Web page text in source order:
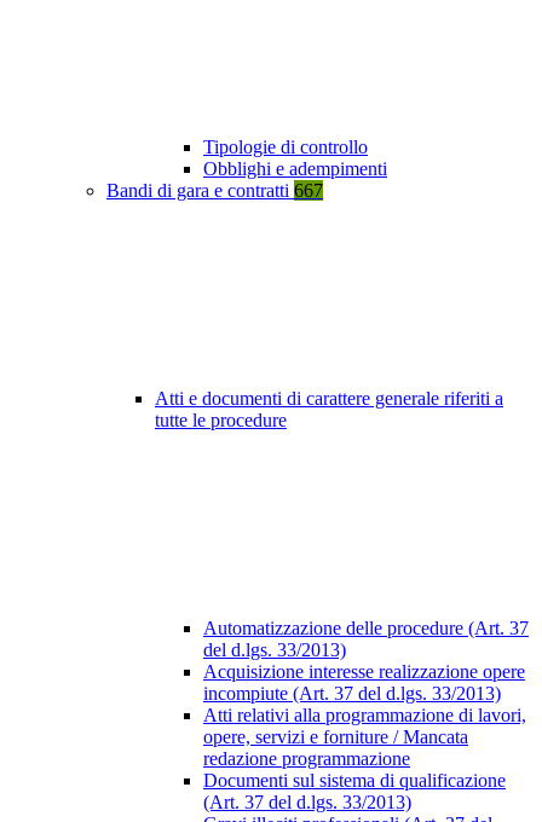
Tipologie di controllo
Obblighi e adempimenti
Bandi di gara e contratti 667
Atti e documenti di carattere generale riferiti a
tutte le procedure
Automatizzazione delle procedure (Art. 37
del d.lgs. 33/2013)
Acquisizione interesse realizzazione opere
incompiute (Art. 37 del d.lgs. 33/2013)
Atti relativi alla programmazione di lavori,
opere, servizi e forniture / Mancata
redazione programmazione
Documenti sul sistema di qualificazione
(Art. 37 del d.lgs. 33/2013)